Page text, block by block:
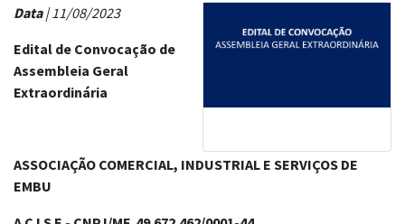
Data| 11/08/2023
Edital de Convocação de
Assembleia Geral
Extraordinária
ASSOCIAÇÃO COMERCIAL, INDUSTRIAL E SERVIÇOS DE
EMBU